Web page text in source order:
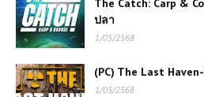
The Catch: Carp &
ปลา
1/05/2568
(PC) The Last
1/05/2568